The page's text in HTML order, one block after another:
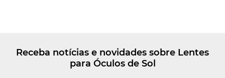
Receba notícias e novidades sobre Lentes
para Óculos de Sol